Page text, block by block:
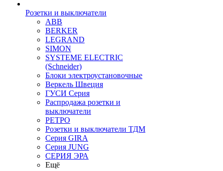
Розетки и выключатели
ABB
BERKER
LEGRAND
SIMON
SYSTEME ELECTRIC
(Schneider)
Блоки электроустановочные
Веркель Швеция
ГУСИ Серия
Распродажа розетки и
выключатели
РЕТРО
Розетки и выключатели ТДМ
Серия GIRA
Серия JUNG
СЕРИЯ ЭРА
Ещё